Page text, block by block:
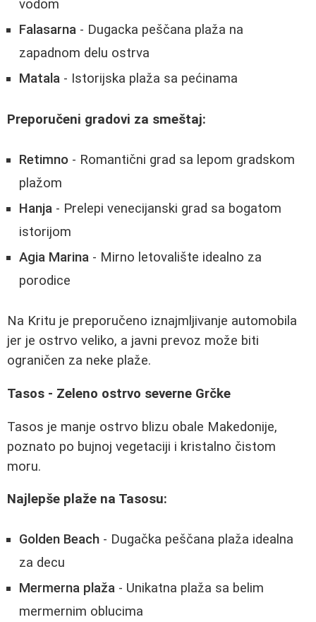
vodom
Falasarna - Dugacka peščana plaža na
zapadnom delu ostrva
Matala - Istorijska plaža sa pećinama
Preporučeni gradovi za smeštaj:
Retimno - Romantični grad sa lepom gradskom
plažom
Hanja - Prelepi venecijanski grad sa bogatom
istorijom
Agia Marina - Mirno letovalište idealno za
porodice
Na Kritu je preporučeno iznajmljivanje automobila
jer je ostrvo veliko, a javni prevoz može biti
ograničen za neke plaže.
Tasos - Zeleno ostrvo severne Grčke
Tasos je manje ostrvo blizu obale Makedonije,
poznato po bujnoj vegetaciji i kristalno čistom
moru.
Najlepše plaže na Tasosu:
Golden Beach - Dugačka peščana plaža idealna
za decu
Mermerna plaža - Unikatna plaža sa belim
mermernim oblucima